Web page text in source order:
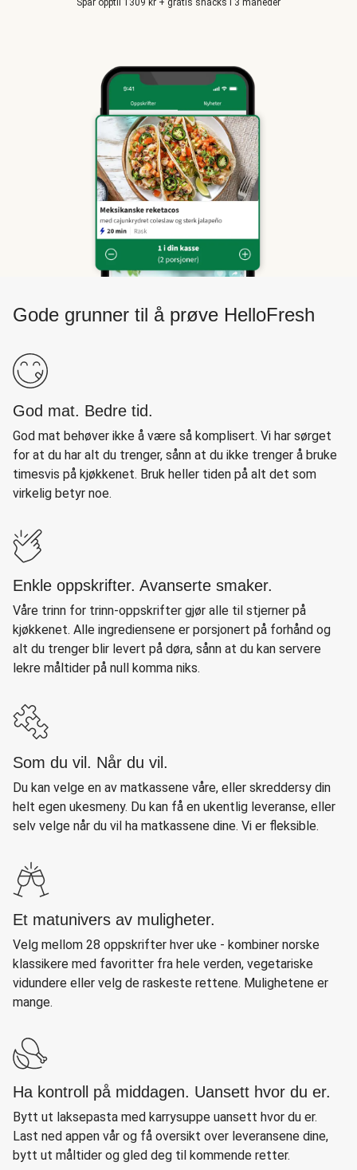
Gode grunner til å prøve HelloFresh
God mat. Bedre tid.
God mat behøver ikke å være så komplisert. Vi har sørget
for at du har alt du trenger, sånn at du ikke trenger å bruke
timesvis på kjøkkenet. Bruk heller tiden på alt det som
virkelig betyr noe.
Enkle oppskrifter. Avanserte smaker.
Våre trinn for trinn-oppskrifter gjør alle til stjerner på
kjøkkenet. Alle ingrediensene er porsjonert på forhånd og
alt du trenger blir levert på døra, sånn at du kan servere
lekre måltider på null komma niks.
Som du vil. Når du vil.
Du kan velge en av matkassene våre, eller skreddersy din
helt egen ukesmeny. Du kan få en ukentlig leveranse, eller
selv velge når du vil ha matkassene dine. Vi er fleksible.
Et matunivers av muligheter.
Velg mellom 28 oppskrifter hver uke - kombiner norske
klassikere med favoritter fra hele verden, vegetariske
vidundere eller velg de raskeste rettene. Mulighetene er
mange.
Ha kontroll på middagen. Uansett hvor du er.
Bytt ut laksepasta med karrysuppe uansett hvor du er.
Last ned appen vår og få oversikt over leveransene dine,
bytt ut måltider og gled deg til kommende retter.